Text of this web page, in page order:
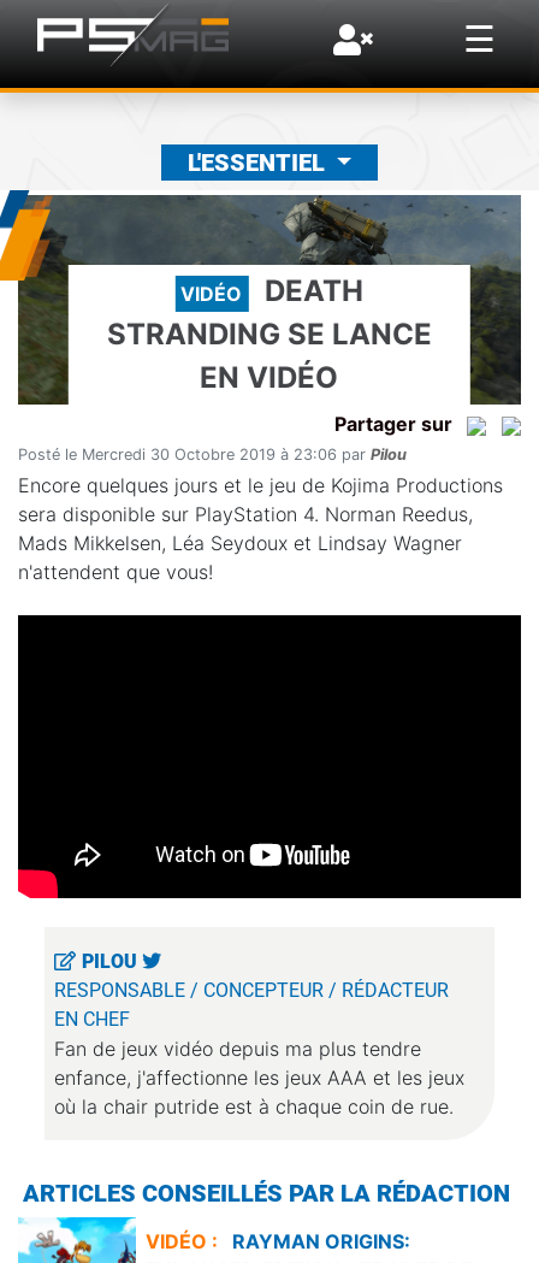
☰
×
L'ESSENTIEL
VIDÉO
DEATH
STRANDING SE LANCE
EN VIDÉO
Partager sur
Posté le Mercredi 30 Octobre 2019 à 23:06 par Pilou
Encore quelques jours et le jeu de Kojima Productions
sera disponible sur PlayStation 4. Norman Reedus,
Mads Mikkelsen, Léa Seydoux et Lindsay Wagner
n'attendent que vous!
PILOU
RESPONSABLE / CONCEPTEUR / RÉDACTEUR
EN CHEF
Fan de jeux vidéo depuis ma plus tendre
enfance, j'affectionne les jeux AAA et les jeux
où la chair putride est à chaque coin de rue.
ARTICLES CONSEILLÉS PAR LA RÉDACTION
VIDÉO :
RAYMAN ORIGINS: